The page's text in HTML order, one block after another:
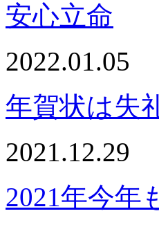
安心立命
2022.01.05
年賀状は失
2021.12.29
2021年今年